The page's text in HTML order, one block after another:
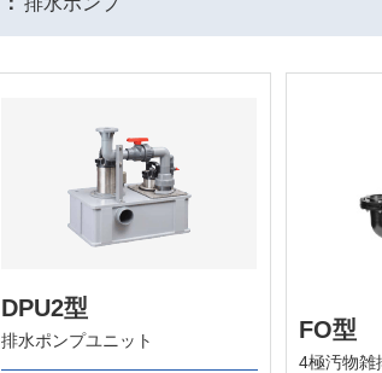
DPU2型
排水ポンプユニット FO型
4極汚物雑